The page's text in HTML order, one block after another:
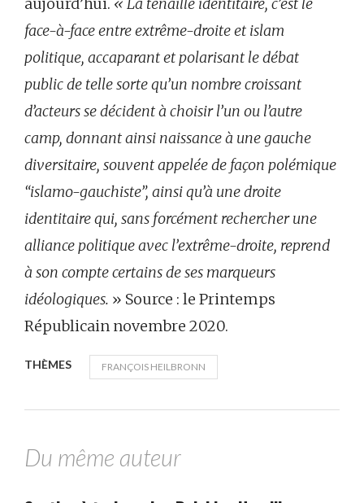
face-à-face entre extrême-droite et islam
politique, accaparant et polarisant le débat
public de telle sorte qu’un nombre croissant
d’acteurs se décident à choisir l’un ou l’autre
camp, donnant ainsi naissance à une gauche
diversitaire, souvent appelée de façon polémique
“islamo-gauchiste”, ainsi qu’à une droite
identitaire qui, sans forcément rechercher une
alliance politique avec l’extrême-droite, reprend
à son compte certains de ses marqueurs
idéologiques. » Source : le Printemps
Républicain novembre 2020.
THÈMES FRANÇOIS HEILBRONN
Du même auteur